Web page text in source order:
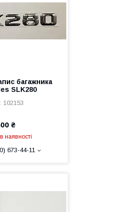
багажника
SLK280
102153
₴
наявності
673-44-11